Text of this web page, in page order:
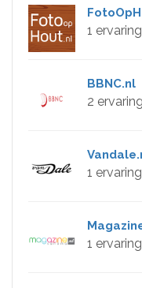
1 ervaring
BBNC.nl
2
1 ervaring
1 ervaring